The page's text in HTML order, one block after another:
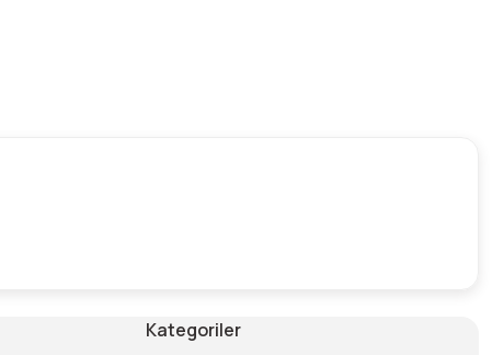
Kategoriler